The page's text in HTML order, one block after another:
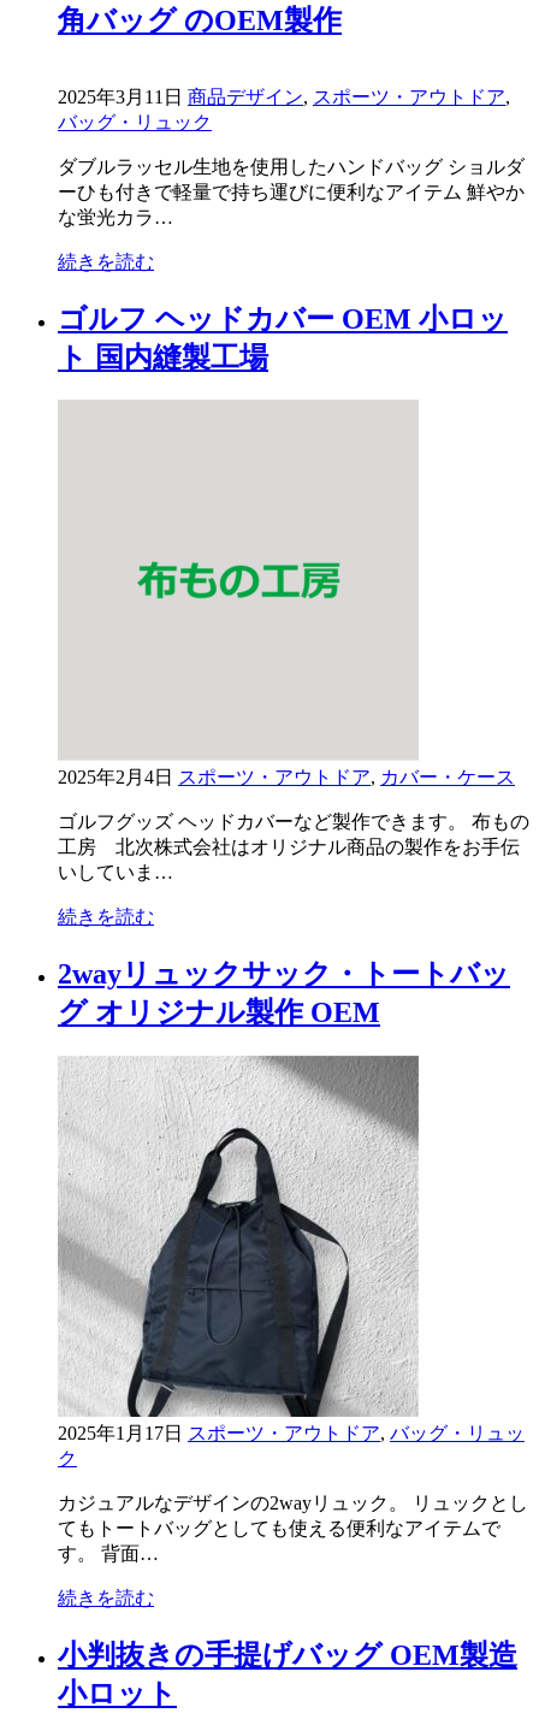
角バッグ のOEM製作
2025年3月11日 商品デザイン, スポーツ・アウトドア,
バッグ・リュック
ダブルラッセル生地を使用したハンドバッグ ショルダ
ーひも付きで軽量で持ち運びに便利なアイテム 鮮やか
な蛍光カラ…
続きを読む
ゴルフ ヘッドカバー OEM 小ロッ
ト 国内縫製工場
2025年2月4日 スポーツ・アウトドア, カバー・ケース
ゴルフグッズ ヘッドカバーなど製作できます。 布もの
工房 北次株式会社はオリジナル商品の製作をお手伝
いしていま…
続きを読む
2wayリュックサック・トートバッ
グ オリジナル製作 OEM
2025年1月17日 スポーツ・アウトドア, バッグ・リュッ
ク
カジュアルなデザインの2wayリュック。 リュックとし
てもトートバッグとしても使える便利なアイテムで
す。 背面…
続きを読む
小判抜きの手提げバッグ OEM製造
小ロット